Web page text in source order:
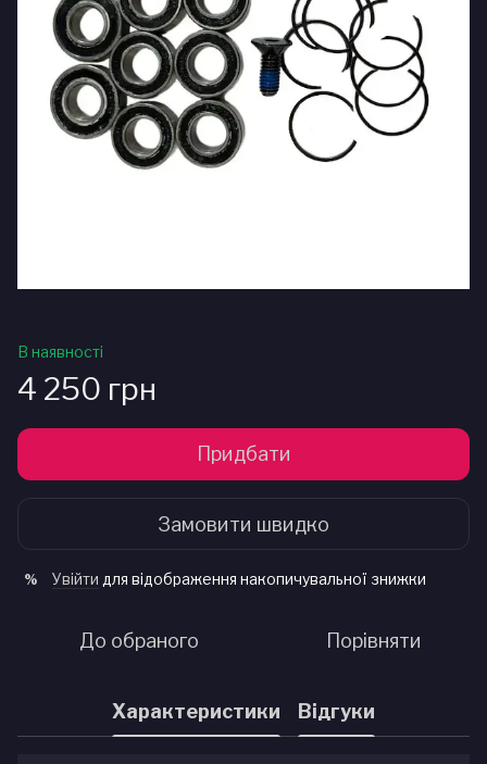
В наявності
4 250 грн
Придбати
Замовити швидко
% Увійти для відображення накопичувальної знижки
До обраного Порівняти
Характеристики Відгуки